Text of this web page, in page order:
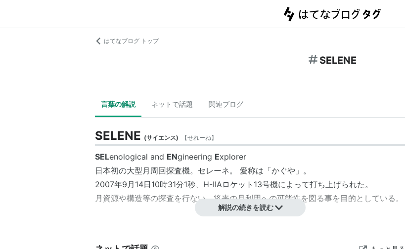
はてなブログ トップ
SELENE
言葉の解説 ネットで話題 関連ブログ
SELENE (サイエンス) 【せれーね】
SELenological and ENgineering Explorer
日本初の大型月周回探査機。 セレーネ。 愛称は「かぐや 」。
2007年9月14日10時31分1秒、H-IIAロケット13号機によって打ち上げられた。
月資源や構造等の探査を行ない、将来の月利用への可能性を図る事を目的としている。
されるであろう事が期待されている。
解説の続きを読む